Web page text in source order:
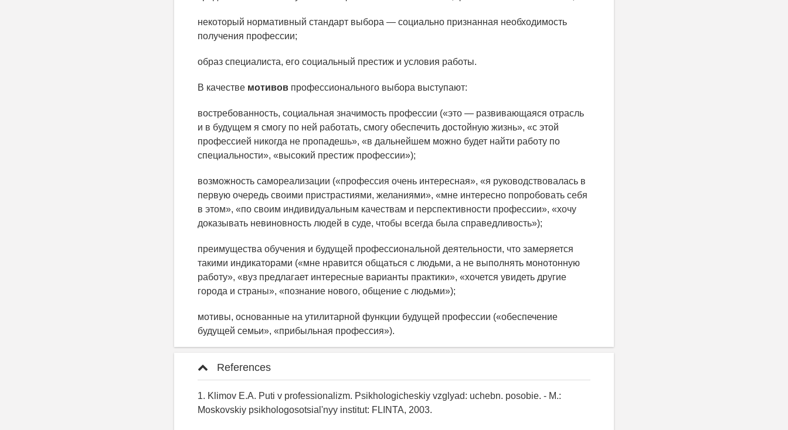
некоторый нормативный стандарт выбора — социально признанная необходимость
получения профессии;
образ специалиста, его социальный престиж и условия работы.
В качестве мотивов профессионального выбора выступают:
востребованность, социальная значимость профессии («это — развивающаяся отрасль
и в будущем я смогу по ней работать, смогу обеспечить достойную жизнь», «с этой
профессией никогда не пропадешь», «в дальнейшем можно будет найти работу по
специальности», «высокий престиж профессии»);
возможность самореализации («профессия очень интересная», «я руководствовалась в
первую очередь своими пристрастиями, желаниями», «мне интересно попробовать себя
в этом», «по своим индивидуальным качествам и перспективности профессии», «хочу
доказывать невиновность людей в суде, чтобы всегда была справедливость»);
преимущества обучения и будущей профессиональной деятельности, что замеряется
такими индикаторами («мне нравится общаться с людьми, а не выполнять монотонную
работу», «вуз предлагает интересные варианты практики», «хочется увидеть другие
города и страны», «познание нового, общение с людьми»);
мотивы, основанные на утилитарной функции будущей профессии («обеспечение
будущей семьи», «прибыльная профессия»).
References
1. Klimov E.A. Puti v professionalizm. Psikhologicheskiy vzglyad: uchebn. posobie. - M.:
Moskovskiy psikhologosotsial'nyy institut: FLINTA, 2003.